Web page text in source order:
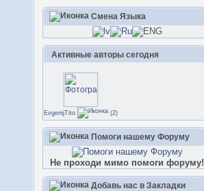
Смена Языка
Активные авторы сегодня
EvgenijTito (2)
Помоги нашему Форуму
Не проходи мимо помоги форуму!
Добавь нас в Закладки